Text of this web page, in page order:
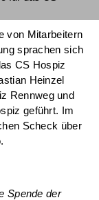
von Mitarbeitern
sprachen sich
CS Hospiz
Heinzel
Rennweg und
geführt. Im
Scheck über
Spende der